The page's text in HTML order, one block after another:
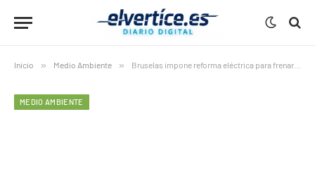
Inicio » Medio Ambiente » Bruselas impone reforma eléctrica para frenar el gas
MEDIO AMBIENTE